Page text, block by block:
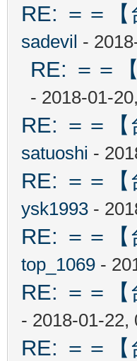
RE: ＝＝
sadevil -
RE: ＝＝
- 2018-01-
RE: ＝＝
satuoshi -
RE: ＝＝
ysk1993 -
RE: ＝＝
top_1069 -
RE: ＝＝
- 2018-01-22,
RE: ＝＝